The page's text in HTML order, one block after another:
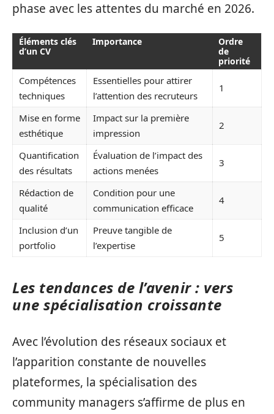
phase avec les attentes du marché en 2026.
Éléments clés
d’un CV
Importance
Ordre
de
priorité
Compétences
techniques
Essentielles pour attirer
l’attention des recruteurs
1
Mise en forme
esthétique
Impact sur la première
impression
2
Quantification
des résultats
Évaluation de l’impact des
actions menées
3
Rédaction de
qualité
Condition pour une
communication efficace
4
Inclusion d’un
portfolio
Preuve tangible de
l’expertise
5
Les tendances de l’avenir : vers
une spécialisation croissante
Avec l’évolution des réseaux sociaux et
l’apparition constante de nouvelles
plateformes, la spécialisation des
community managers s’affirme de plus en